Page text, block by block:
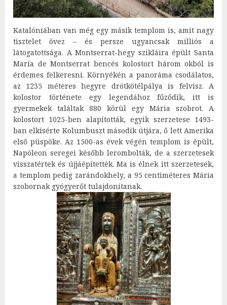
Katalóniában van még egy másik templom is, amit nagy
tisztelet övez – és persze ugyancsak milliós a
látogatottsága. A Montserrat-hegy szikláira épült Santa
María de Montserrat bencés kolostort három okból is
érdemes felkeresni. Környékén a panoráma csodálatos,
az 1235 méteres hegyre drótkötélpálya is felvisz. A
kolostor története egy legendához fűződik, itt is
gyermekek találtak 880 körül egy Mária szobrot. A
kolostort 1025-ben alapították, egyik szerzetese 1493-
ban elkísérte Kolumbuszt második útjára, ő lett Amerika
első püspöke. Az 1500-as évek végén templom is épült,
Napóleon seregei később lerombolták, de a szerzetesek
visszatértek és újjáépítették. Ma is élnek itt szerzetesek,
a templom pedig zarándokhely, a 95 centiméteres Mária
szobornak gyógyerőt tulajdonítanak.